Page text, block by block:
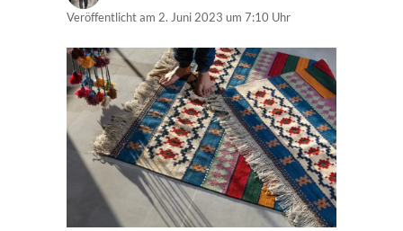
Veröffentlicht am 2. Juni 2023 um 7:10 Uhr